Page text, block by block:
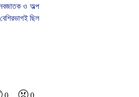
ও অল্প
বেশিরভাগই ছিল